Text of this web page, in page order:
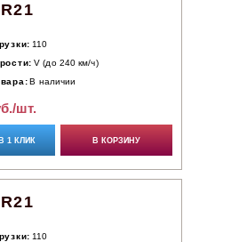
110
V (до 240 км/ч)
В наличии
шт.
1 КЛИК В КОРЗИНУ
110